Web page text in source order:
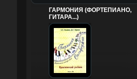
ГАРМОНИЯ (ФОРТЕПИАНО,
ГИТАРА...)